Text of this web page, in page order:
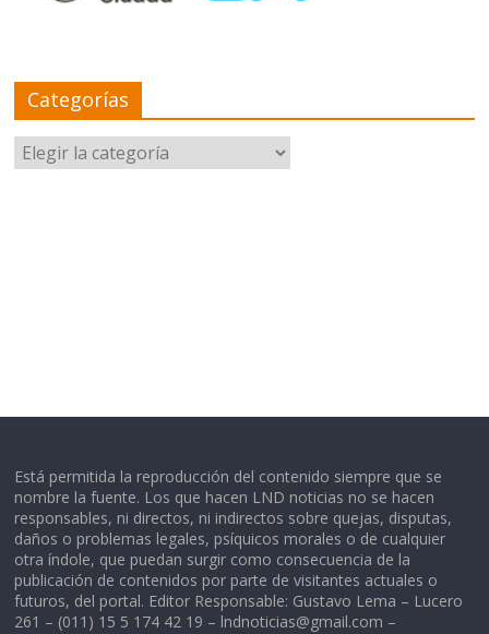
Categorías
Categorías
Está permitida la reproducción del contenido siempre que se
nombre la fuente. Los que hacen LND noticias no se hacen
responsables, ni directos, ni indirectos sobre quejas, disputas,
daños o problemas legales, psíquicos morales o de cualquier
otra índole, que puedan surgir como consecuencia de la
publicación de contenidos por parte de visitantes actuales o
futuros, del portal. Editor Responsable: Gustavo Lema – Lucero
261 – (011) 15 5 174 42 19 – lndnoticias@gmail.com –